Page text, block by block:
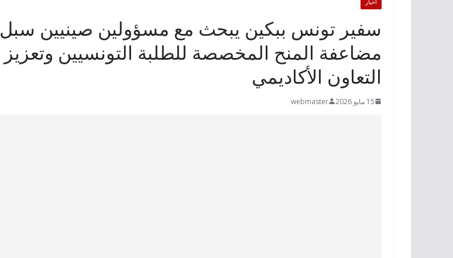
سفير تونس ببكين يبحث مع مسؤولين صينيين سبل
مضاعفة المنح المخصصة للطلبة التونسيين وتعزيز
التعاون الأكاديمي
15 مايو 2026 webmaster